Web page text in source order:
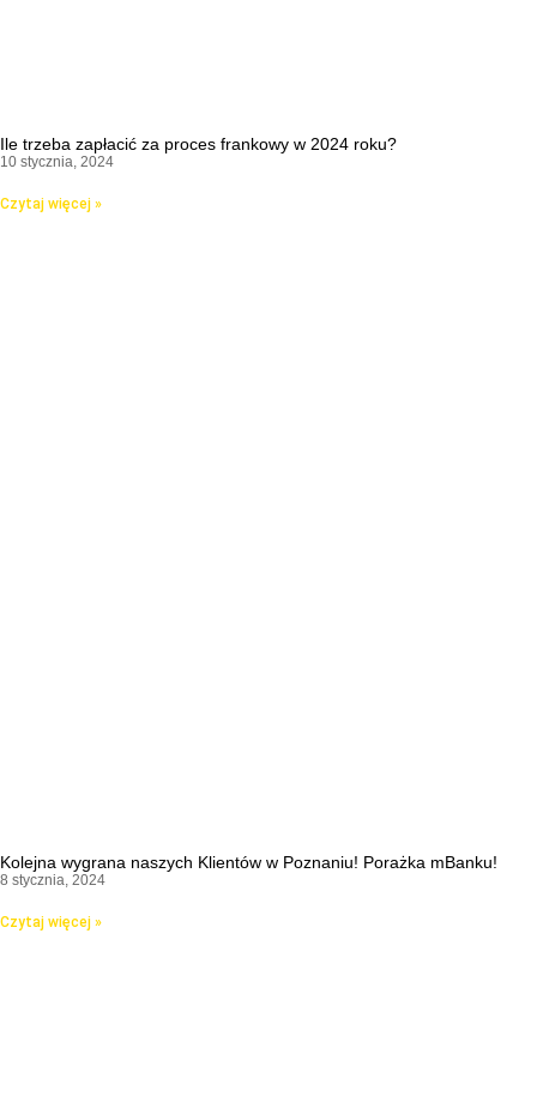
Ile trzeba zapłacić za proces frankowy w 2024 roku?
10 stycznia, 2024
Czytaj więcej »
Kolejna wygrana naszych Klientów w Poznaniu! Porażka mBanku!
8 stycznia, 2024
Czytaj więcej »